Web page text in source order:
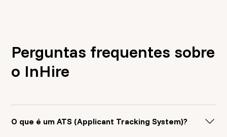
Perguntas frequentes sobre
o InHire
O que é um ATS (Applicant Tracking System)?